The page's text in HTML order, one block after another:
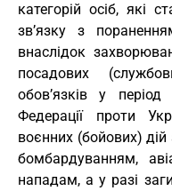
категорій осіб, які
зв’язку з
внаслідок
посадових
обов’язків у період
Федерації проти
воєнних (бойових)
бомбардуванням,
нападам, а у разі